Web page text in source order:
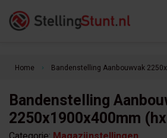
Home keyboard_arrow_right Bandenstelling Aanbouwvak
Bandenstelling
2250x1900x400mm